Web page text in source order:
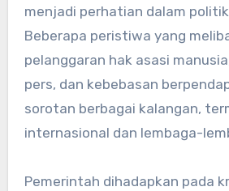
menjadi perhatian dalam
Beberapa peristiwa yang
pelanggaran hak asasi
pers, dan kebebasan
sorotan berbagai kalangan,
internasional dan lembaga-
Pemerintah dihadapkan pada